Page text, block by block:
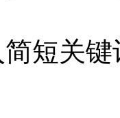
短关键